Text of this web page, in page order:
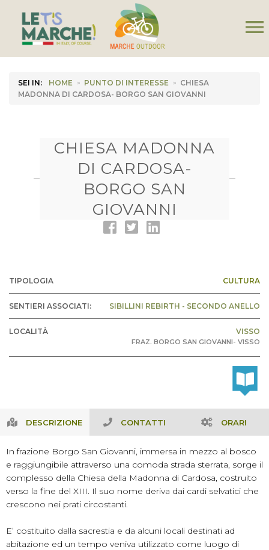
menu
SEI IN: HOME > PUNTO DI INTERESSE > CHIESA
MADONNA DI CARDOSA- BORGO SAN GIOVANNI
CHIESA MADONNA
DI CARDOSA-
BORGO SAN
GIOVANNI
TIPOLOGIA CULTURA
SENTIERI ASSOCIATI: SIBILLINI REBIRTH - SECONDO ANELLO
LOCALITÀ VISSO
FRAZ. BORGO SAN GIOVANNI- VISSO
DESCRIZIONE CONTATTI ORARI
In frazione Borgo San Giovanni, immersa in mezzo al bosco
e raggiungibile attraverso una comoda strada sterrata, sorge il
complesso della Chiesa della Madonna di Cardosa, costruito
verso la fine del XIII. Il suo nome deriva dai cardi selvatici che
crescono nei prati circostanti.
E’ costituito dalla sacrestia e da alcuni locali destinati ad
abitazione ed un tempo veniva utilizzato come luogo di